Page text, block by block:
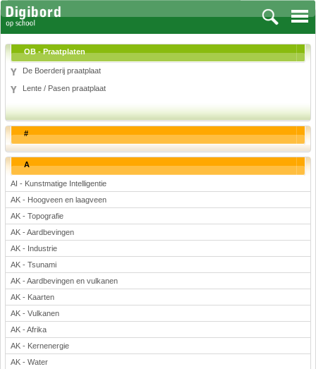
Aardrijkskunde
Biologie
Engels
Frans, Duits, Chinees, Spaans
Geschiedenis
Handvaardigheid en Tekenen
Kunst en Cultuur
Levensbeschouwing
Lichamelijke opvoeding
Muziek
Natuurkunde
Nederlands
Rekenen
Scheikunde
Sport
OB - Praatplaten
De Boerderij praatplaat
Lente / Pasen praatplaat
#
A
AI - Kunstmatige Intelligentie
AK - Hoogveen en laagveen
AK - Topografie
AK - Aardbevingen
AK - Industrie
AK - Tsunami
AK - Aardbevingen en vulkanen
AK - Kaarten
AK - Vulkanen
AK - Afrika
AK - Kernenergie
AK - Water